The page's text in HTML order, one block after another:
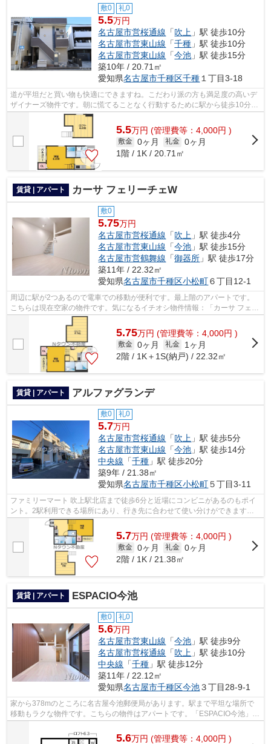
敷0 礼0
5.5万円
名古屋市営桜通線 「吹上 」駅 徒歩10分
名古屋市営東山線 「千種 」駅 徒歩10分
名古屋市営東山線 「今池 」駅 徒歩15分
築10年 / 20.71㎡
愛知県名古屋市千種区千種１丁目3-18
道が平坦だと買い物も快適にできますね。こだわり派の方も満足度の高いデ
ザイナーズ物件です。朝に慌てることなく行動するために駅から徒歩10分の
駅近物件はいかがでしょうか。クレジ...
5.5万円 (管理費等：4,000円 )
敷金 0ヶ月 礼金 0ヶ月
1階 / 1K / 20.71㎡
賃貸 | アパート カーサ フェリーチェW
敷0
5.75万円
名古屋市営桜通線 「吹上 」駅 徒歩4分
名古屋市営東山線 「今池 」駅 徒歩15分
名古屋市営鶴舞線 「御器所 」駅 徒歩17分
築11年 / 22.32㎡
愛知県名古屋市千種区小松町６丁目12-1
周辺に駅が2つあるので電車での移動が便利です。最上階のアパートです。
こちらは現在空家の物件です。気になるイチオシ物件情報：「カーサ フェリ
ーチェW」。できるだけ早めに不動産情...
5.75万円 (管理費等：4,000円 )
敷金 0ヶ月 礼金
1ヶ月
2階 / 1K＋1S(納戸) / 22.32㎡
賃貸 | アパート アルファグランデ
敷0 礼0
5.7万円
名古屋市営桜通線 「吹上 」駅 徒歩5分
名古屋市営東山線 「今池 」駅 徒歩14分
中央線 「千種 」駅 徒歩20分
築9年 / 21.38㎡
愛知県名古屋市千種区小松町５丁目3-11
ファミリーマート 吹上駅北店まで徒歩6分と近場にコンビニがあるのもポイ
ント。2駅利用できる場所にあり、行き先に合わせて使い分けができます。
こちらの物件は現在空家です。こだわり...
5.7万円 (管理費等：4,000円 )
敷金 0ヶ月 礼金 0ヶ月
2階 / 1K / 21.38㎡
賃貸 | アパート ESPACIO今池
敷0 礼0
5.6万円
名古屋市営東山線 「今池 」駅 徒歩9分
名古屋市営桜通線 「吹上 」駅 徒歩10分
中央線 「千種 」駅 徒歩12分
築11年 / 22.12㎡
愛知県名古屋市千種区今池３丁目28-9-1
家から378mのところに名古屋今池郵便局があります。駅まで平坦な場所で
移動もラクな物件です。こちらの物件はアパートです。「ESPACIO今池」の
ここがイチオシ。できるだけ早めに不動産...
5.6万円 (管理費等：4,000円 )